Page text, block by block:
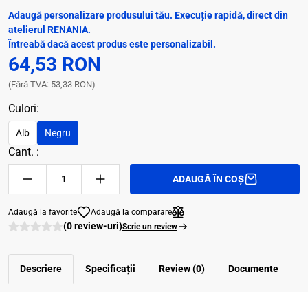
Adaugă personalizare produsului tău. Execuție rapidă, direct din
atelierul RENANIA.
Întreabă dacă acest produs este personalizabil.
64,53 RON
(Fără TVA: 53,33 RON)
Culori:
Alb Negru
Cant. :
ADAUGĂ ÎN COȘ
Adaugă la favorite Adaugă la comparare
(0 review-uri)Scrie un review
Descriere Specificații Review (0) Documente